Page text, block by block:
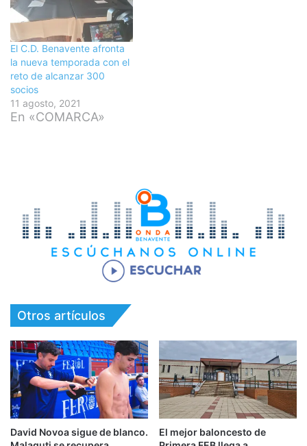
El C.D. Benavente afronta
la nueva temporada con el
reto de alcanzar 300
socios
11 agosto, 2021
En «COMARCA»
Otros artículos
David Novoa sigue de blanco.
El mejor baloncesto de